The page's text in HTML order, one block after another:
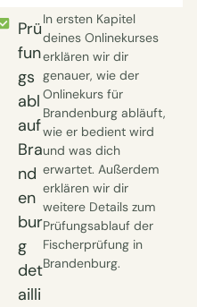
Prü
fun
gs
abl
auf
Bra
nd
en
bur
g
det
ailli
In ersten Kapitel
deines Onlinekurses
erklären wir dir
genauer, wie der
Onlinekurs für
Brandenburg abläuft,
wie er bedient wird
und was dich
erwartet. Außerdem
erklären wir dir
weitere Details zum
Prüfungsablauf der
Fischerprüfung in
Brandenburg.